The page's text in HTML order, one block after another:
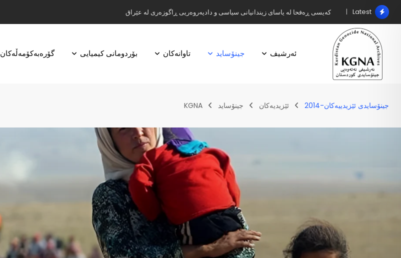
Latest کەیسی ڕەفحا لە یاسای زیندانیانی سیاسی و دادپەروەریی ڕاگوزەری لە عێراق
ئەرشیف جینۆساید تاوانەکان بۆردومانی کیمیایی گۆرەبەکۆمەڵەکان
جینۆسایدی ئێزیدییەکان-2014 ئێزیدیەکان جینۆساید KGNA